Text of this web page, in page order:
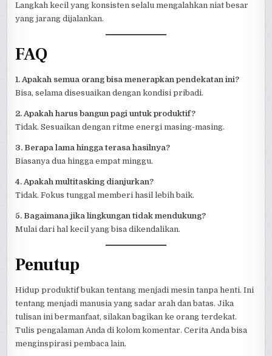
Langkah kecil yang konsisten selalu mengalahkan niat besar
yang jarang dijalankan.
FAQ
1. Apakah semua orang bisa menerapkan pendekatan ini?
Bisa, selama disesuaikan dengan kondisi pribadi.
2. Apakah harus bangun pagi untuk produktif?
Tidak. Sesuaikan dengan ritme energi masing-masing.
3. Berapa lama hingga terasa hasilnya?
Biasanya dua hingga empat minggu.
4. Apakah multitasking dianjurkan?
Tidak. Fokus tunggal memberi hasil lebih baik.
5. Bagaimana jika lingkungan tidak mendukung?
Mulai dari hal kecil yang bisa dikendalikan.
Penutup
Hidup produktif bukan tentang menjadi mesin tanpa henti. Ini
tentang menjadi manusia yang sadar arah dan batas. Jika
tulisan ini bermanfaat, silakan bagikan ke orang terdekat.
Tulis pengalaman Anda di kolom komentar. Cerita Anda bisa
menginspirasi pembaca lain.